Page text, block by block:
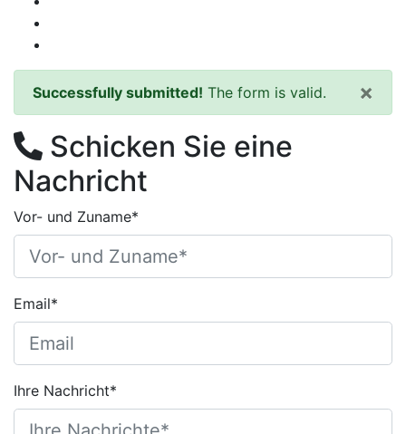
×
Successfully submitted! The form is valid.
Schicken Sie eine
Nachricht
Vor- und Zuname*
Email*
Ihre Nachricht*